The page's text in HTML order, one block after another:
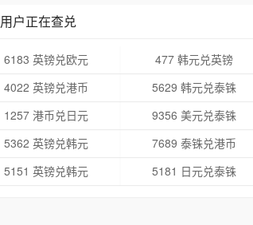
用户正在查兑
6183 英镑兑欧元 477 韩元兑英镑
4022 英镑兑港币
5629 韩元兑泰铢
1257 港币兑日元
9356 美元兑泰铢
5362 英镑兑韩元
7689 泰铢兑港币
5151 英镑兑韩元
5181 日元兑泰铢